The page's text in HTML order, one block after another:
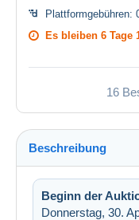
Plattformgebühren:
Es bleiben 6 Tage
16
Beschreibung
Beginn der
Donnerstag, 30.